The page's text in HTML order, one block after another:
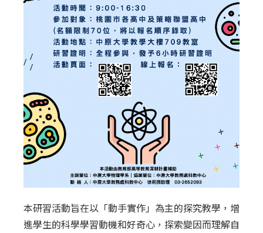
本研習活動旨在以「動手實作」為主的探究教學，增
進學生的科學學習動機和好奇心，探索變因而理解自